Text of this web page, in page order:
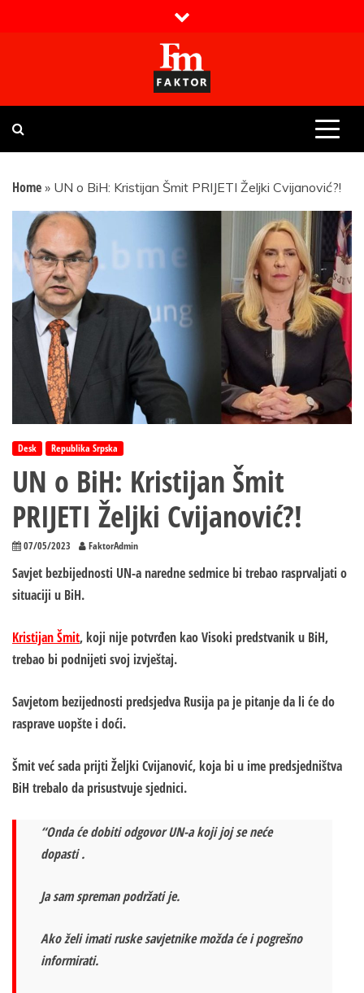
Faktor magazin
Uvijek presudan
Home » UN o BiH: Kristijan Šmit PRIJETI Željki Cvijanović?!
Desk Republika Srpska
UN o BiH: Kristijan Šmit
PRIJETI Željki Cvijanović?!
07/05/2023 FaktorAdmin
Savjet bezbijednosti UN-a naredne sedmice bi trebao rasprvaljati o
situaciji u BiH.
Kristijan Šmit, koji nije potvrđen kao Visoki predstvanik u BiH,
trebao bi podnijeti svoj izvještaj.
Savjetom bezijednosti predsjedva Rusija pa je pitanje da li će do
rasprave uopšte i doći.
Šmit već sada prijti Željki Cvijanović, koja bi u ime predsjedništva
BiH trebalo da prisustvuje sjednici.
“Onda će dobiti odgovor UN-a koji joj se neće
dopasti .
Ja sam spreman podržati je.
Ako želi imati ruske savjetnike možda će i pogrešno
informirati.